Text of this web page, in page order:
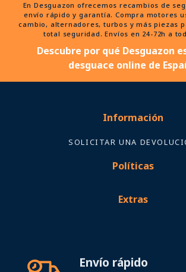
En Desguazon ofrecemos recambios de
envío rápido y garantía. Compra motores
cambio, alternadores, turbos y más piezas
total seguridad. Envíos en 24-72h a
Descubre por qué Desguazon
desguace online de
Información
SOLICITAR UNA
Políticas
Extras
Envío rápido